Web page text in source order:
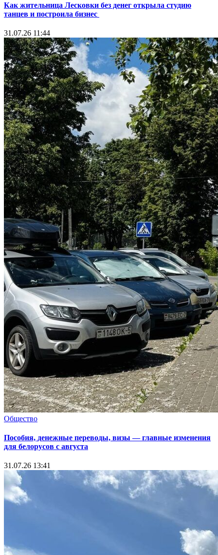
Как жительница Лесковки без денег открыла студию
танцев и построила бизнес
31.07.26 11:44
Общество
Пособия, денежные переводы, визы — главные изменения
для белорусов с августа
31.07.26 13:41